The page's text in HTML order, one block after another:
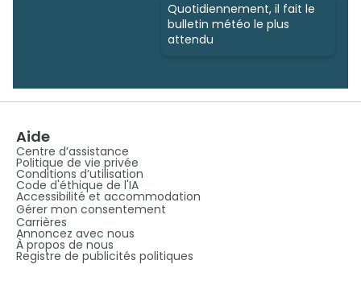
Quotidiennement, il fait le
bulletin météo le plus
attendu
Aide
Centre d’assistance
Politique de vie privée
Conditions d’utilisation
Code d'éthique de l'IA
Accessibilité et accommodation
Gérer mon consentement
Carrières
Annoncez avec nous
À propos de nous
Registre de publicités politiques